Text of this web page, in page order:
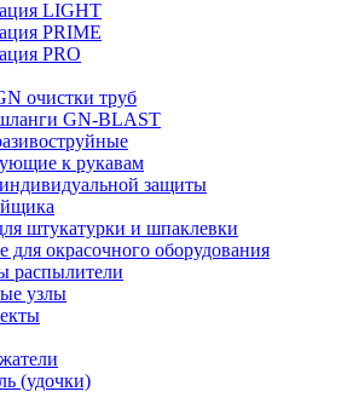
LIGHT
PRIME
PRO
очистки труб
GN-BLAST
к рукавам
защиты
штукатурки и шпаклевки
окрасочного оборудования
распылители
узлы
(удочки)